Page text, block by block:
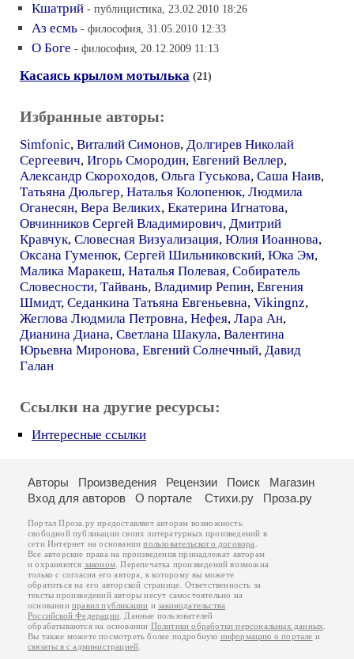
Кшатрий - публицистика, 23.02.2010 18:26
Аз есмь - философия, 31.05.2010 12:33
О Боге - философия, 20.12.2009 11:13
Касаясь крылом мотылька (21)
Избранные авторы:
Simfonic, Виталий Симонов, Долгирев Николай
Сергеевич, Игорь Смородин, Евгений Веллер,
Александр Скороходов, Ольга Гуськова, Саша Наив,
Татьяна Дюльгер, Наталья Колопенюк, Людмила
Оганесян, Вера Великих, Екатерина Игнатова,
Овчинников Сергей Владимирович, Дмитрий
Кравчук, Словесная Визуализация, Юлия Иоаннова,
Оксана Гуменюк, Сергей Шильниковский, Юка Эм,
Малика Маракеш, Наталья Полевая, Собиратель
Словесности, Тайвань, Владимир Репин, Евгения
Шмидт, Седанкина Татьяна Евгеньевна, Vikingnz,
Жеглова Людмила Петровна, Нефея, Лара Ан,
Дианина Диана, Светлана Шакула, Валентина
Юрьевна Миронова, Евгений Солнечный, Давид
Галан
Ссылки на другие ресурсы:
Интересные ссылки
Авторы Произведения Рецензии Поиск
Магазин
Вход для авторов
О портале Стихи.ру Проза.ру
Портал Проза.ру предоставляет авторам возможность
свободной публикации своих литературных произведений в
сети Интернет на основаниипользовательского договора
Все авторские права на произведения принадлежат авторам
и охраняются законом . Перепечатка произведений возможна
только с согласия его автора, к которому вы можете
обратиться на его авторской странице. Ответственность за
тексты произведений авторы несут самостоятельно на
основанииправил публикации изаконодательства
Российской Федерации . Данные пользователей
обрабатываются на основании Политики обработки персональных данных
Вы также можете посмотреть более подробную информацию о портале и
связаться с администрацией